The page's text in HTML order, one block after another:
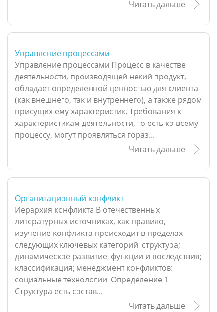
Читать дальше
Управление процессами
Управление процессами Процесс в качестве
деятельности, производящей некий продукт,
обладает определенной ценностью для клиента
(как внешнего, так и внутреннего), а также рядом
присущих ему характеристик. Требования к
характеристикам деятельности, то есть ко всему
процессу, могут проявляться гораз...
Читать дальше
Организационный конфликт
Иерархия конфликта В отечественных
литературных источниках, как правило,
изучение конфликта происходит в пределах
следующих ключевых категорий: структура;
динамическое развитие; функции и последствия;
классификация; менеджмент конфликтов:
социальные технологии. Определение 1
Структура есть состав...
Читать дальше